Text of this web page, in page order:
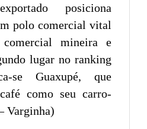
posiciona
polo comercial vital
mineira e
lugar no ranking
se Guaxupé, que
como seu carro-
Varginha)